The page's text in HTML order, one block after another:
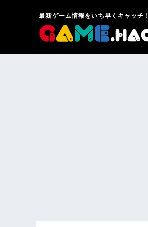
最新ゲーム情報をいち早くキャッチ！